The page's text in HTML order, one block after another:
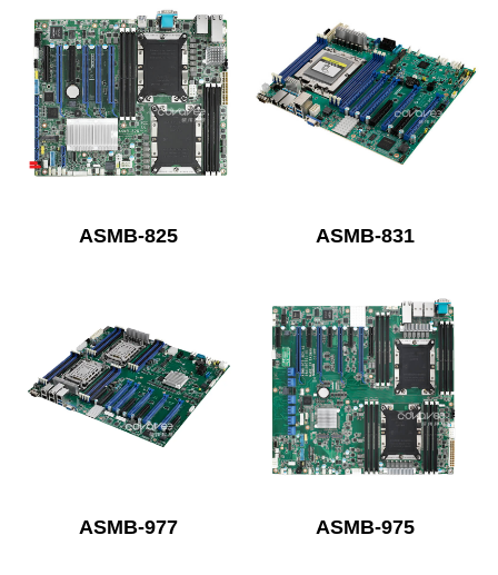
ASMB-825 ASMB-831
ASMB-977 ASMB-975